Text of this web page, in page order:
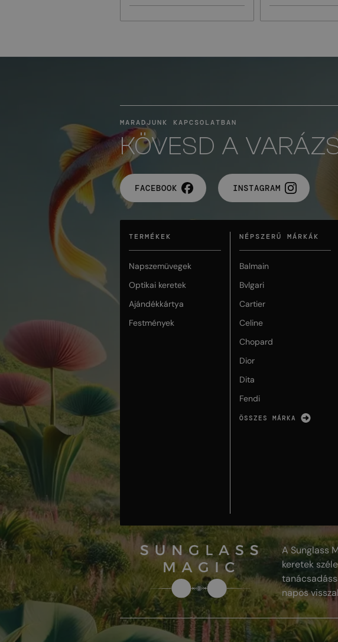
MARADJUNK KAPCSOLATBAN
KÖVESD A
FACEBOOK INSTAGRAM
TERMÉKEK
Napszemüvegek
Optikai keretek
Ajándékkártya
Festmények
NÉPSZERŰ MÁRKÁK
Balmain
Bvlgari
Cartier
Celine
Chopard
Dior
Dita
Fendi
ÖSSZES MÁRKA
A Sunglass
keretek
napos